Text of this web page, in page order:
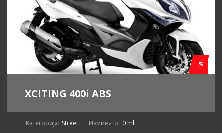
$
XCITING 400i ABS
Категорија: Street Изминато: 0 ml